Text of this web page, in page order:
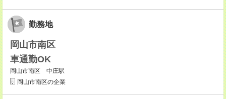
勤務地
岡山市南区
車通勤OK
岡山市南区 中庄駅
岡山市南区の企業